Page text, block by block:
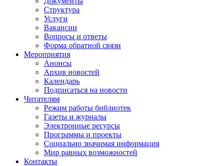
Структура
Услуги
Вакансии
Вопросы и ответы
Форма обратной связи
Мероприятия
Анонсы
Архив новостей
Календарь
Подписаться на новости
Читателям
Режим работы библиотек
Газеты и журналы
Электронные ресурсы
Программы и проекты
Социально значимая информация
Мир равных возможностей
Контакты